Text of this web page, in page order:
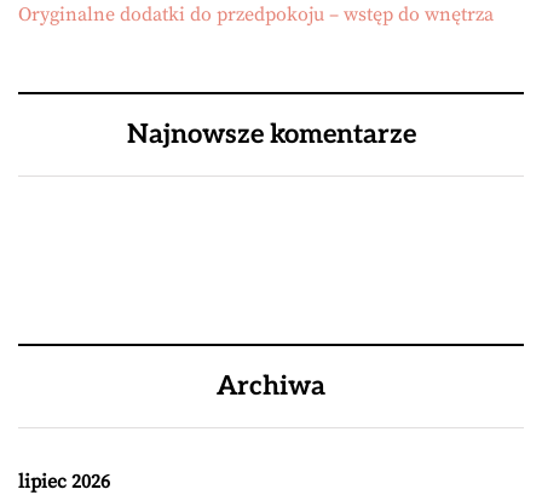
Oryginalne dodatki do przedpokoju – wstęp do wnętrza
Najnowsze komentarze
Archiwa
lipiec 2026